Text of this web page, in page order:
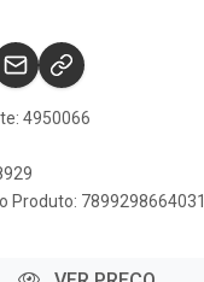
4950066
Produto: 7899298664031